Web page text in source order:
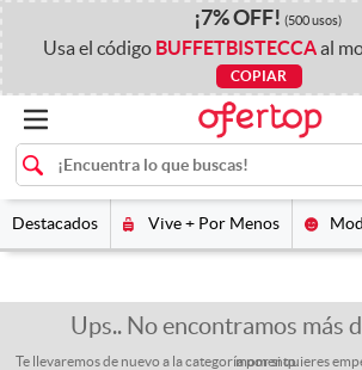
¡7%OFF! (500 usos)
Usa el código BUFFETBISTECCAal
COPIAR
Destacados Vive + Por Menos
Ups.. No encontramos más
Te llevaremos de nuevo a la categoría por si quieres empezar de nuevo... espera un momento.